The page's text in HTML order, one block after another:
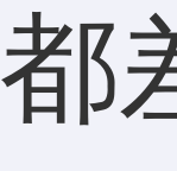
都